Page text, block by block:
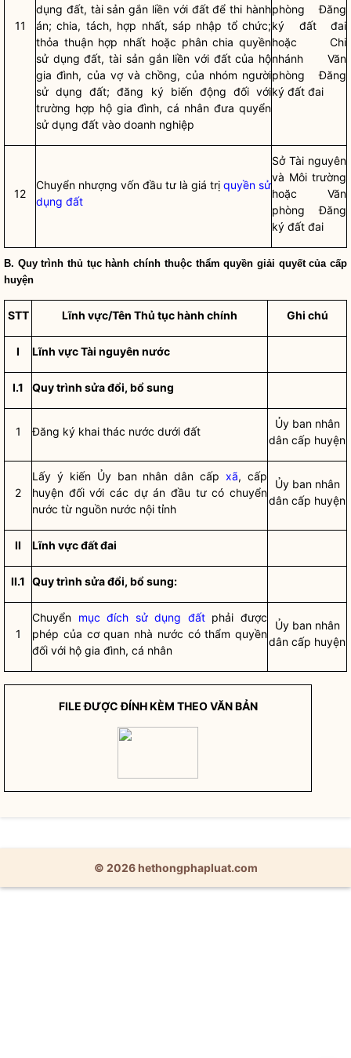
11
dụng đất, tài sản gắn liền với đất để thi hành
án; chia, tách, hợp nhất, sáp nhập tổ chức;
thỏa thuận hợp nhất hoặc phân chia quyền
sử dụng đất, tài sản gắn liền với đất của hộ
gia đình, của vợ và chồng, của nhóm người
sử dụng đất; đăng ký biến động đối với
trường hợp hộ gia đình, cá nhân đưa quyển
sử dụng đất vào doanh nghiệp
phòng Đăng
ký đất đai
hoặc Chi
nhánh Văn
phòng Đăng
ký đất đai
12
Chuyển nhượng vốn đầu tư là giá trị quyền sử
dụng đất
Sở Tài nguyên
và Môi trường
hoặc Văn
phòng Đăng
ký đất đai
B. Quy trìnhthủ tục hành chính thuộc thẩmquyền giải quyết của cấp
huyện
STT Lĩnh vực/Tên Thủ tục hành chính Ghi chú
I Lĩnh vực Tài nguyên nước
I.1 Quy trình sửa đổi, bổ sung
1 Đăng ký khai thác nước dưới đất
Ủy ban nhân
dân cấp huyện
2
Lấy ý kiến Ủy ban nhân dân cấpxã, cấp
huyện đối với các dự án đầu tư có chuyển
nước từ nguồn nước nội tỉnh
Ủy ban nhân
dân cấp huyện
II Lĩnh vực đất đai
II.1 Quy trình sửa đổi, bổ sung:
1
Chuyển mục đích sử dụng đấtphải được
phép của cơ quan nhà nước có thẩm quyền
đối với hộ gia đình, cá nhân
Ủy ban nhân
dân cấp huyện
FILE ĐƯỢC ĐÍNH KÈM THEO VĂN BẢN
© 2026 hethongphapluat.com